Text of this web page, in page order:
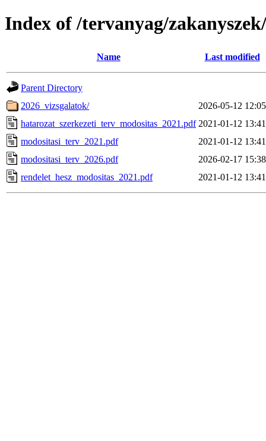
Index of /tervanyag/
Name Last modified
Parent Directory
2026_vizsgalatok/
2026-05-12 12:05
hatarozat_szerkezeti_terv_modositas_2021.pdf 2021-01-12 13:41
modositasi_terv_2021.pdf
2021-01-12 13:41
modositasi_terv_2026.pdf
2026-02-17 15:38
rendelet_hesz_modositas_2021.pdf
2021-01-12 13:41